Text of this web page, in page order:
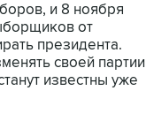
и 8 ноября
от
президента.
своей партии
известны уже